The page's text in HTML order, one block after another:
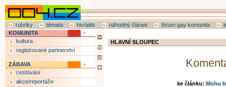
rubriky témata hiv/aids náhodný článek fórum gay komunita
HLAVNÍ SLOUPEC
ke článku: Mohu
KOMUNITA
kultura
registrované partnerství
ZÁBAVA
cestování
akce/reportáže